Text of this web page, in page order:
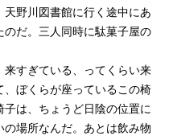
野川図書館に行く途中にあ
だ。三人同時に駄菓子屋の
来すぎている、ってくらい来
ぼくらが座っているこの椅
は、ちょうど日陰の位置に
場所なんだ。あとは飲み物